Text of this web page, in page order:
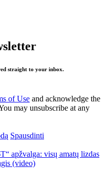
straight to your inbox.
of Use and acknowledge the
may unsubscribe at any
Spausdinti
apžvalga: visų amatų lizdas
(video)